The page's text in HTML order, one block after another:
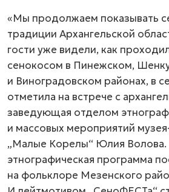
«Мы продолжаем показывать
традиции Архангельской
гости уже видели, как
сенокосом в Пинежском,
и Виноградовском районах, в
отметила на встрече с
заведующая отделом
и массовых мероприятий
„Малые Корелы“ Юлия Волова.
этнографическая программа
на фольклоре Мезенского